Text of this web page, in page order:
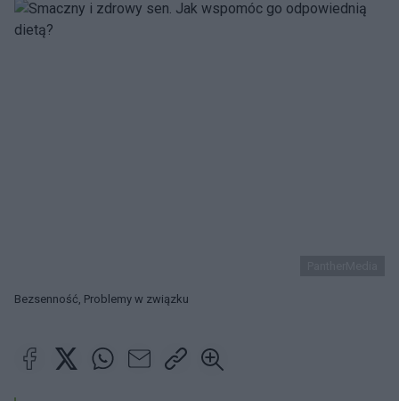
Bezsenność, Problemy w związku